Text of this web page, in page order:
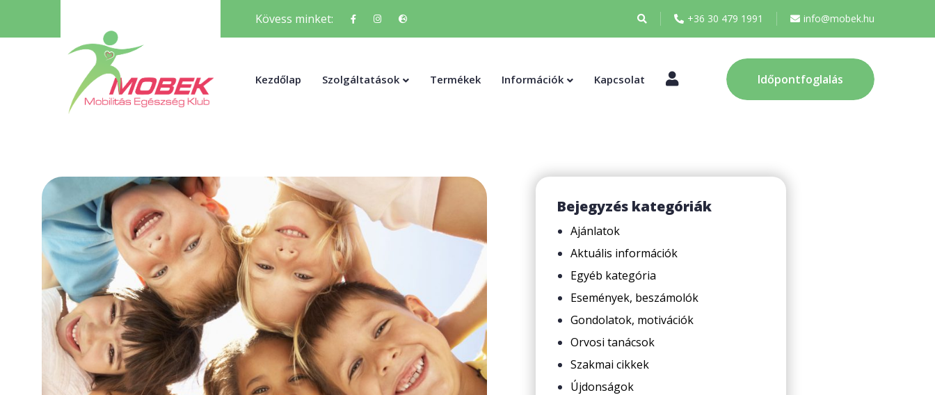
Kövess minket: +36 30 479 1991 info@mobek.hu
Kezdőlap Szolgáltatások Termékek Információk Kapcsolat Fiókom Időpontfoglalás
Bejegyzés kategóriák
Ajánlatok
Aktuális információk
Egyéb kategória
Események, beszámolók
Gondolatok, motivációk
Orvosi tanácsok
Szakmai cikkek
Újdonságok